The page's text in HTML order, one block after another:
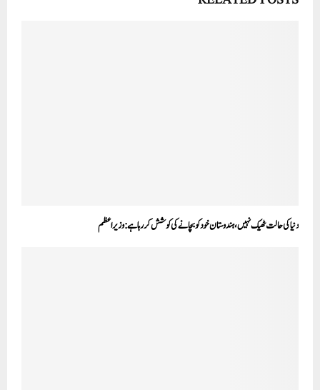
دنیا کی حالت ٹھیک نہیں، ہندوستان خود کو بچانے کی کوشش کر رہا ہے: وزیر اعظم